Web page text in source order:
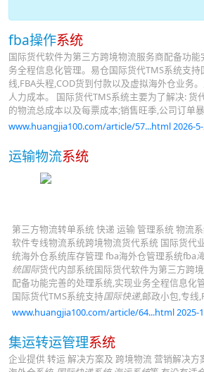
fba操作系统
国际货代软件为第三方跨境物流服务商配备功能
务全程信息化管理。易仓国际货代TMS系统支持
线,FBA头程,COD货到付款以及虚拟海外仓业务
人力成本。 国际货代TMS系统主要为了解决: 货
的物流总成本以及每票成本;销售旺季,公司订单暴
www.huangjia100.com/article/57...html 2026-
运输物流系统
第三方物流转单系统 快递 运输 管理系统 物流
软件专线物流系统跨境物流货代系统 国际货代
统海外仓系统库存管理 fba海外仓管理系统fba
统国际货代内部系统国际货代软件为第三方跨
配备功能完善的处理系统,实现业务全程信息化
国际货代TMS系统支持国际快递,邮政小包,专线
www.huangjia100.com/article/64...html 2025-
集运转运管理系统
企业提供 转运 解决方案及 跨境物流 营销解决方